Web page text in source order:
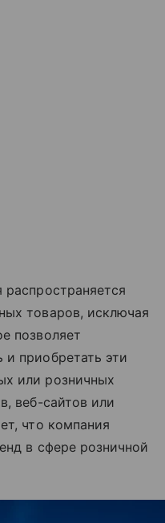
распространяется
товаров, исключая
позволяет
и приобретать эти
или розничных
веб-сайтов или
что компания
в сфере розничной